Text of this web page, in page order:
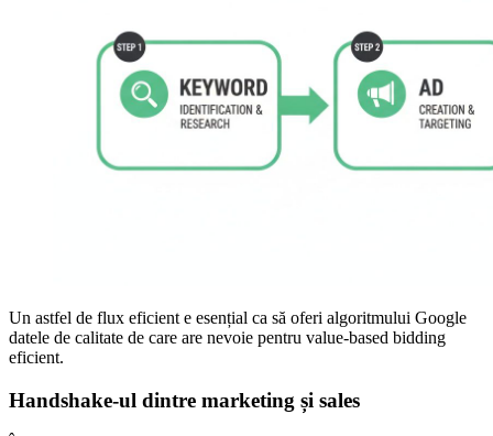
Un astfel de flux eficient e esențial ca să oferi algoritmului Google
datele de calitate de care are nevoie pentru value-based bidding
eficient.
Handshake-ul dintre marketing și sales